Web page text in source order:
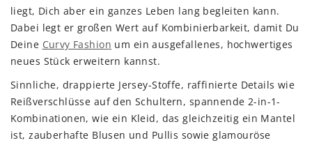
liegt, Dich aber ein ganzes Leben lang begleiten kann.
Dabei legt er großen Wert auf Kombinierbarkeit, damit Du
Deine Curvy Fashion um ein ausgefallenes, hochwertiges
neues Stück erweitern kannst.
Sinnliche, drappierte Jersey-Stoffe, raffinierte Details wie
Reißverschlüsse auf den Schultern, spannende 2-in-1-
Kombinationen, wie ein Kleid, das gleichzeitig ein Mantel
ist, zauberhafte Blusen und Pullis sowie glamouröse